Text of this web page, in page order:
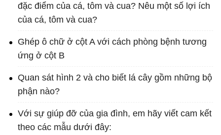
đặc điểm của cá, tôm và cua? Nêu một số lợi ích
của cá, tôm và cua?
Ghép ô chữ ở cột A với cách phòng bệnh tương
ứng ở cột B
Quan sát hình 2 và cho biết lá cây gồm những bộ
phận nào?
Với sự giúp đỡ của gia đình, em hãy viết cam kết
theo các mẫu dưới đây: